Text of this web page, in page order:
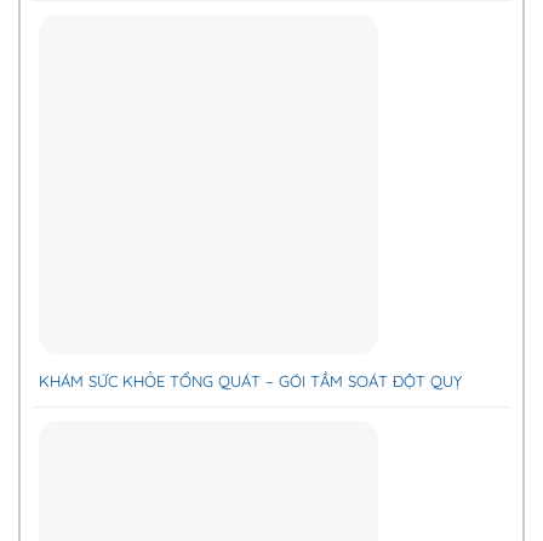
KHÁM SỨC KHỎE TỔNG QUÁT – GÓI TẦM SOÁT ĐỘT QUỴ